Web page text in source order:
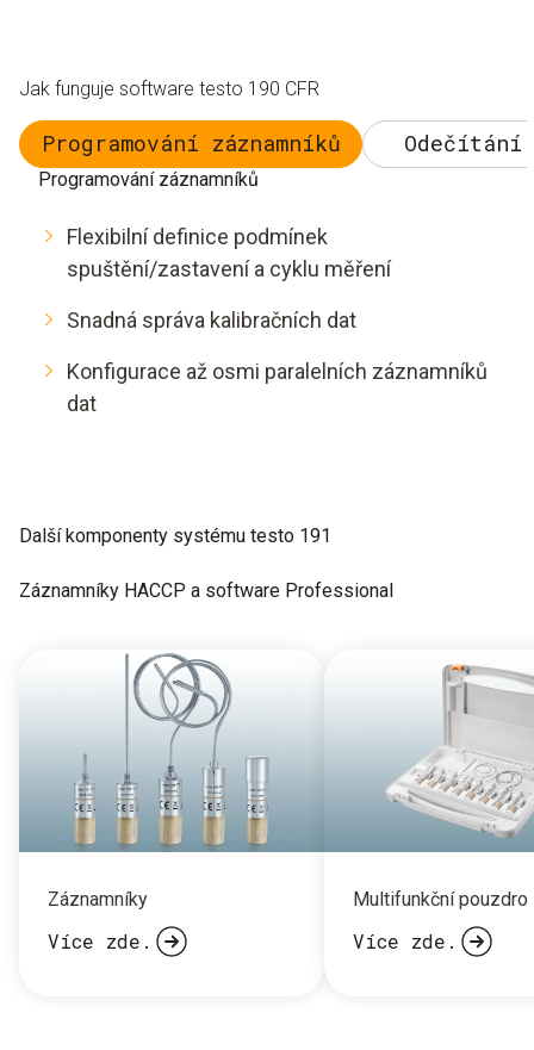
Jak funguje software testo 190 CFR
Programování záznamníků Odečítání
Programování záznamníků
Flexibilní definice podmínek
spuštění/zastavení a cyklu měření
Snadná správa kalibračních dat
Konfigurace až osmi paralelních záznamníků
dat
Další komponenty systému testo 191
Záznamníky HACCP a software Professional
Záznamníky
Více zde.
Multifunkční pouzdro
Více zde.